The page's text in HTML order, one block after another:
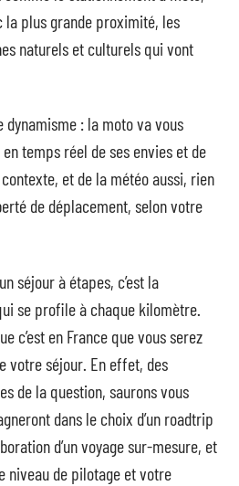
plus grande proximité, les
naturels et culturels qui vont
: la moto va vous
temps réel de ses envies et de
et de la météo aussi, rien
de déplacement, selon votre
séjour à étapes, c’est la
se profile à chaque kilomètre.
c’est en France que vous serez
votre séjour. En effet, des
de la question, saurons vous
dans le choix d’un roadtrip
d’un voyage sur-mesure, et
niveau de pilotage et votre